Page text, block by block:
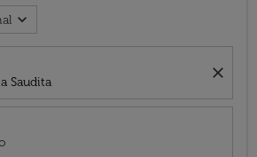
expand_more
Saudita
close